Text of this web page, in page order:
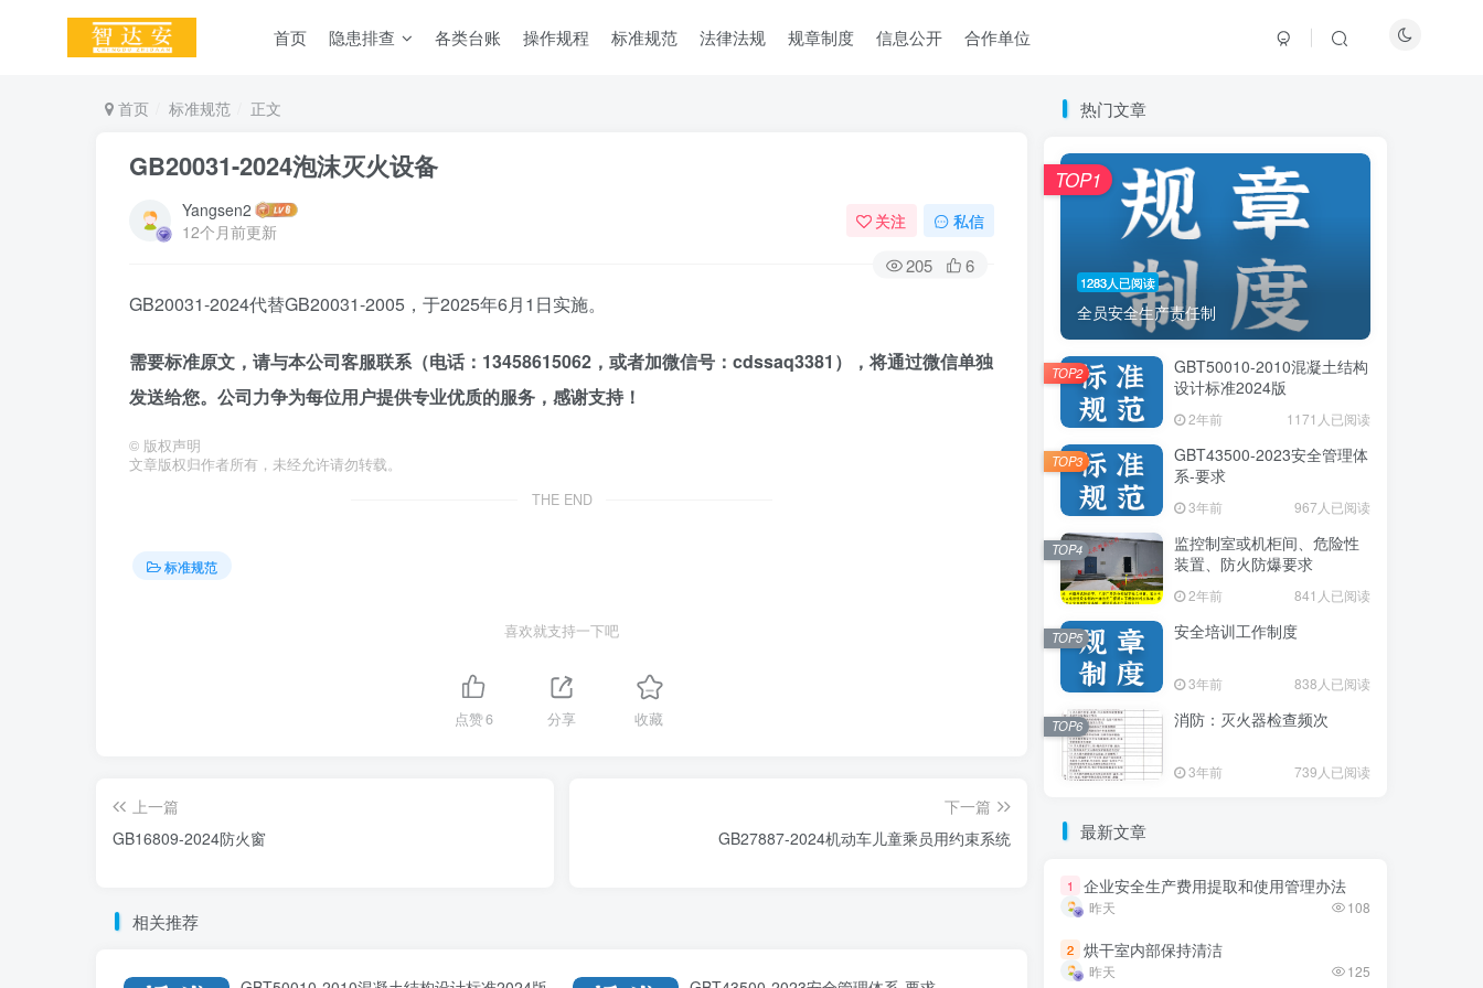
首页 隐患排查 各类台账 操作规程 标准规范 法律法规 规章制度 信息公开 合作单位
首页 标准规范 正文
GB20031-2024泡沫灭火设备
Yangsen2
12个月前更新
关注 私信
205 6
GB20031-2024代替GB20031-2005，于2025年6月1日实施。
需要标准原文，请与本公司客服联系（电话：13458615062， 或者加微信号：cdssaq3381），将通过微信单独
发送给您。公司力争为每位用户提供专业优质的服务，感谢支持！
© 版权声明
文章版权归作者所有，未经允许请勿转载。
THE END
标准规范
喜欢就支持一下吧
点赞6 分享 收藏
上一篇
GB16809-2024防火窗
下一篇
GB27887-2024机动车儿童乘员用约束系统
相关推荐
热门文章
1283人已阅读
全员安全生产责任制
TOP1
GBT50010-2010混凝土结构
设计标准2024版
2年前 1171人已阅读
TOP2
GBT43500-2023安全管理体
系-要求
3年前 967人已阅读
TOP3
监控制室或机柜间、危险性
装置、防火防爆要求
2年前 841人已阅读
TOP4
安全培训工作制度
3年前 838人已阅读
TOP5
消防：灭火器检查频次
3年前 739人已阅读
TOP6
最新文章
1 企业安全生产费用提取和使用管理办法
昨天 108
2 烘干室内部保持清洁
昨天 125
热门文章
1283人已阅读
全员安全生产责任制
TOP1
GBT50010-2010混凝土结构
设计标准2024版
2年前 1171人已阅读
TOP2
GBT43500-2023安全管理体
系-要求
3年前 967人已阅读
TOP3
监控制室或机柜间、危险性
装置、防火防爆要求
2年前 841人已阅读
TOP4
安全培训工作制度
3年前 838人已阅读
TOP5
消防：灭火器检查频次
3年前 739人已阅读
TOP6
最新文章
1 企业安全生产费用提取和使用管理办法
昨天 108
2 烘干室内部保持清洁
昨天 125